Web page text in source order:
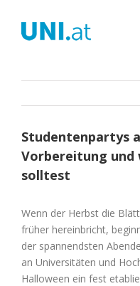
Inhalt
springen
Studentenpartys
Vorbereitung und
solltest
Wenn der Herbst die
früher hereinbricht,
der spannendsten
an Universitäten und
Halloween ein fest